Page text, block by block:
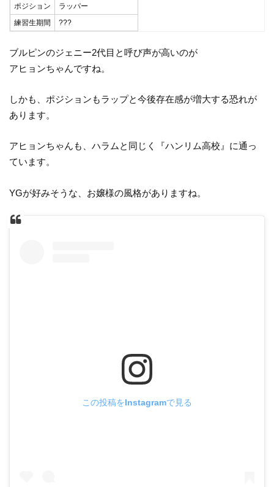
ポジション
ラッパー
練習生期間
???
ブルピンのジェニー2代目と呼び声が高いのが
アヒョンちゃんですね。
しかも、ポジションもラップと今後存在感が増大する恐れが
あります。
アヒョンちゃんも、ハラムと同じく『ハンリム高校』に通っ
ています。
YGが好みそうな、お嬢様の風格がありますね。
この投稿をInstagramで見る